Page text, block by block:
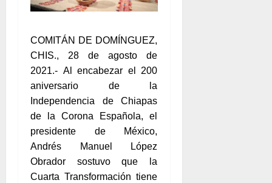
COMITÁN DE DOMÍNGUEZ,
CHIS., 28 de agosto de
2021.- Al encabezar el 200
aniversario de la
Independencia de Chiapas
de la Corona Española, el
presidente de México,
Andrés Manuel López
Obrador sostuvo que la
Cuarta Transformación tiene